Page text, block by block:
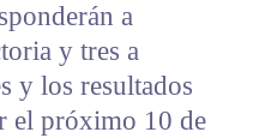
a
y tres a
y los resultados
el próximo 10 de